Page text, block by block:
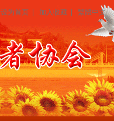
设为首页 加入收藏 繁體中文